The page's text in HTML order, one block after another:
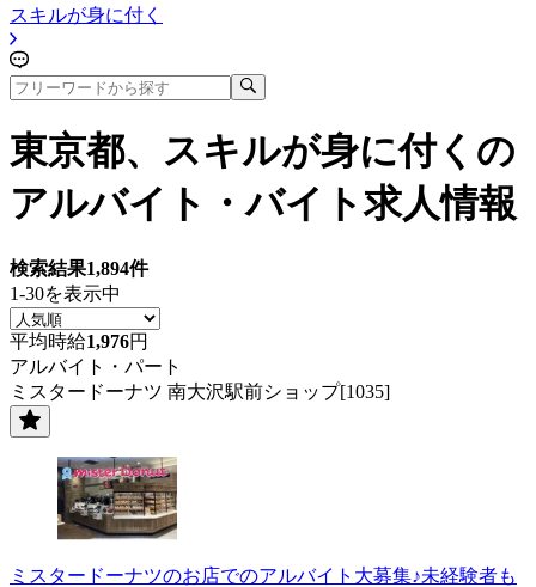
スキルが身に付く
東京都、スキルが身に付く の
アルバイト・バイト求人情報
検索結果1,894件
1-30を表示中
平均時給1,976円
アルバイト・パート
ミスタードーナツ 南大沢駅前ショップ[1035]
ミスタードーナツのお店でのアルバイト大募集♪未経験者も